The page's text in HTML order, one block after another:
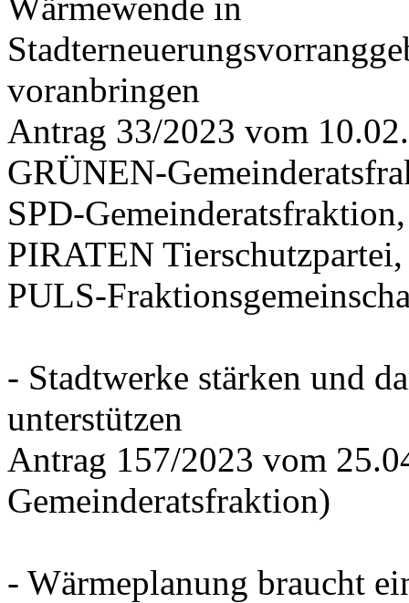
voranbringen
Antrag 33/2023 vom
GRÜNEN-
SPD-
PIRATEN Tierschutzpartei,
PULS-
- Stadtwerke stärken und
unterstützen
Antrag 157/2023 vom
Gemeinderatsfraktion)
- Wärmeplanung braucht